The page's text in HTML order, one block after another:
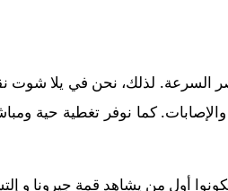
السرعة. لذلك، نحن في يلا شوت
كما نوفر تغطية حية
أول من يشاهد قمة جيرونا و إلتشي